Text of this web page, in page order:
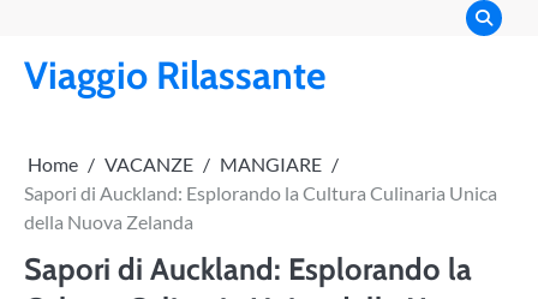
content
Viaggio Rilassante
Home VACANZE
MANGIARE
Sapori di Auckland: Esplorando la Cultura Culinaria Unica
della Nuova Zelanda
Sapori di Auckland: Esplorando la